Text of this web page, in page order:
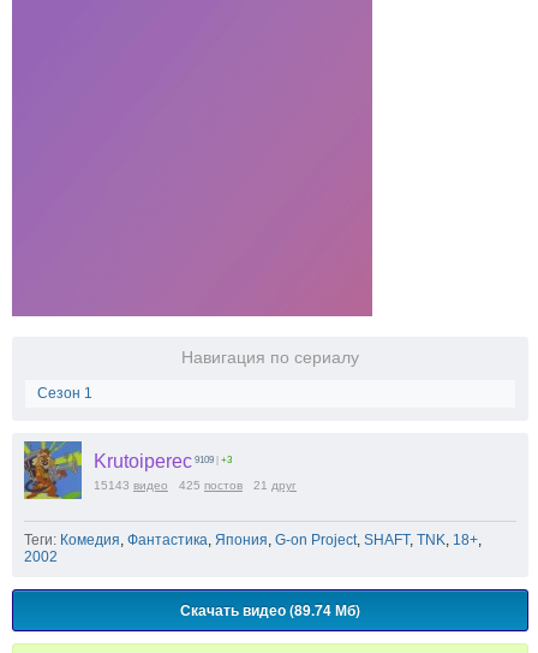
Навигация по сериалу
Сезон 1
Krutoiperec 9109 | +3
15143 видео 425 постов 21 друг
Теги: Комедия Фантастика Япония G-on Project SHAFT, TNK 18+
2002
Скачать видео (89.74 Мб)